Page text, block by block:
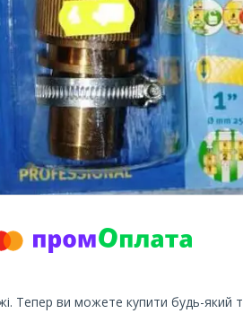
Тепер ви можете купити будь-який